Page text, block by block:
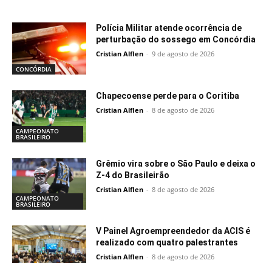
CONCÓRDIA
Polícia Militar atende ocorrência de
perturbação do sossego em Concórdia
Cristian Alflen - 9 de agosto de 2026
CAMPEONATO
BRASILEIRO
Chapecoense perde para o Coritiba
Cristian Alflen - 8 de agosto de 2026
CAMPEONATO
BRASILEIRO
Grêmio vira sobre o São Paulo e deixa o
Z-4 do Brasileirão
Cristian Alflen - 8 de agosto de 2026
V Painel Agroempreendedor da ACIS é
realizado com quatro palestrantes
Cristian Alflen - 8 de agosto de 2026